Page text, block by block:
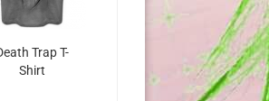
Trap T-
Shirt